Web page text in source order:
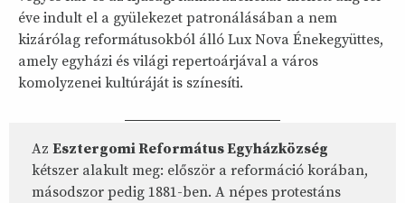
éve indult el a gyülekezet patronálásában a nem
kizárólag reformátusokból álló Lux Nova Énekegyüttes,
amely egyházi és világi repertoárjával a város
komolyzenei kultúráját is színesíti.
Az Esztergomi Református Egyházközség
kétszer alakult meg: először a reformáció korában,
másodszor pedig 1881-ben. A népes protestáns